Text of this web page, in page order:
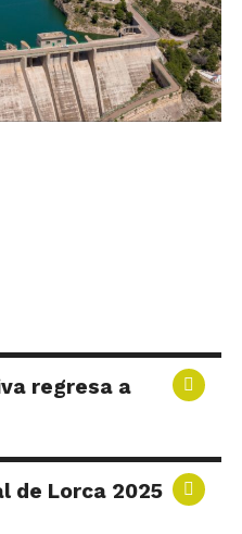
regresa a
de Lorca 2025